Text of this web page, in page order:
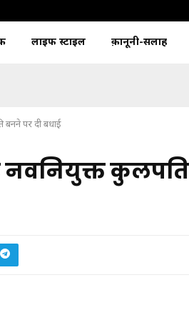
लाइफ स्टाइल क़ानूनी-सलाह
बनने पर दी बधाई
के नवनियुक्त